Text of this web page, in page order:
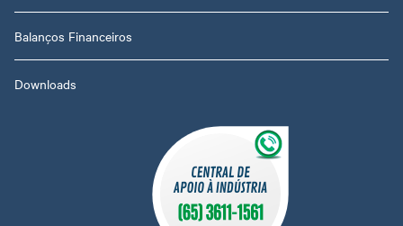
Balanços Financeiros
Downloads